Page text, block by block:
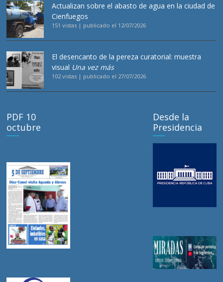
Actualizan sobre el abasto de agua en la ciudad de
Cienfuegos
151 vistas | publicado el 12/07/2026
El desencanto de la pereza curatorial: muestra
visual Una vez más
102 vistas | publicado el 27/07/2026
PDF 10
octubre
Desde la
Presidencia